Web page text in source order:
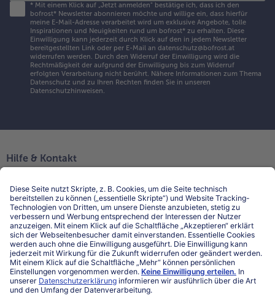
* Mit einem Klick auf „Jetzt anmelden" bestätige ich, dass ich den
bofrost* Newsletter abonnieren möchte und willige ein, dass hierfür
meine E-Mail-Adresse verarbeitet wird um exklusive Angebote, tolle
Inspirationen und Neuigkeiten rund um bofrost* zu erhalten. Diese
Einwilligung kann jederzeit durch Klick auf den in jedem Newsletter
bereitgestellten Link oder per E-Mail an datenschutz@bofrost.at
widerrufen werden. Durch den Widerruf der Einwilligung wird die
Rechtmäßigkeit der aufgrund der Einwilligung bis zum Widerruf
erfolgten Verarbeitung nicht berührt. Nähere Informationen zum Thema
Datenschutz und zu Ihren Rechten finden Sie in unseren
Datenschutzhinweisen.
Hilfe & Kontakt
Kontakt
FAQ
Service
Unternehmen